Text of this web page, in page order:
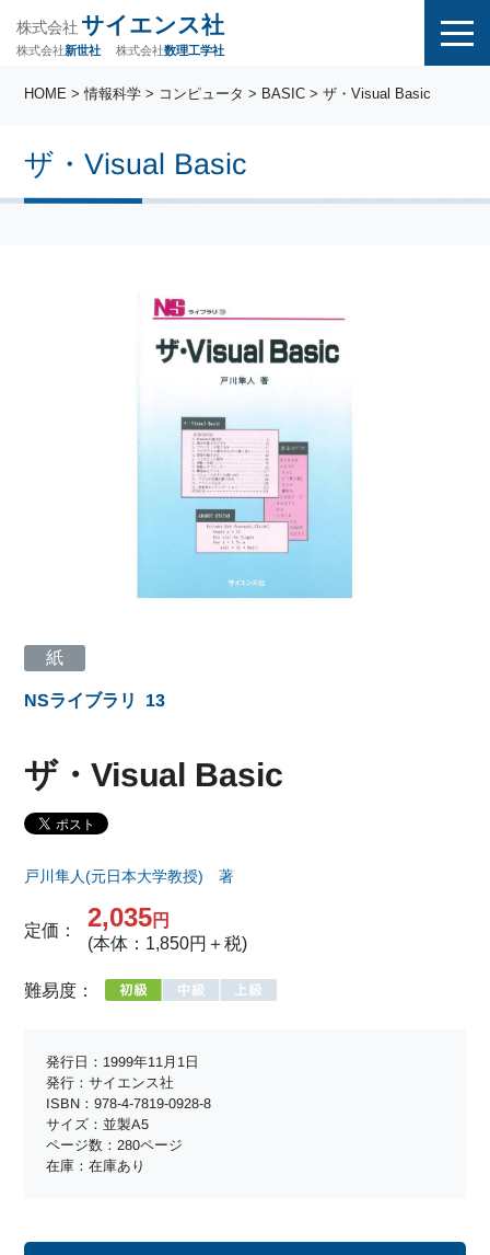
株式会社 サイエンス社
株式会社新世社 株式会社数理工学社
ザ・Visual Basic
HOME >情報科学 > コンピュータ > BASIC > ザ・Visual Basic
紙
NSライブラリ 13
ザ・Visual Basic
戸川隼人(元日本大学教授) 著
定価： 2,035円
(本体：1,850円＋税)
難易度：
発行日：1999年11月1日
発行：サイエンス社
ISBN：978-4-7819-0928-8
サイズ：並製A5
ページ数：280ページ
在庫：在庫あり